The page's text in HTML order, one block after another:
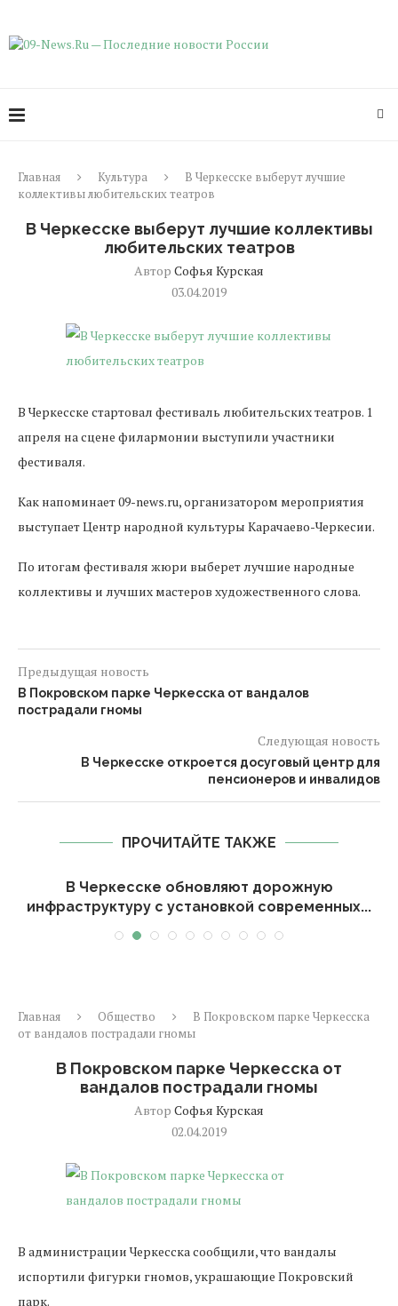
Главная Культура
В Черкесске выберут лучшие
коллективы любительских театров
В Черкесске выберут лучшие коллективы
любительских театров
Автор Софья Курская
03.04.2019
В Черкесске стартовал фестиваль любительских театров. 1
апреля на сцене филармонии выступили участники
фестиваля.
Как напоминает 09-news.ru, организатором мероприятия
выступает Центр народной культуры Карачаево-Черкесии.
По итогам фестиваля жюри выберет лучшие народные
коллективы и лучших мастеров художественного слова.
Предыдущая новость
В Покровском парке Черкесска от вандалов
пострадали гномы
Следующая новость
В Черкесске откроется досуговый центр для
пенсионеров и инвалидов
ПРОЧИТАЙТЕ ТАКЖЕ
В Черкесске обновляют дорожную
инфраструктуру с установкой современных...
Главная Общество
В Покровском парке Черкесска
от вандалов пострадали гномы
В Покровском парке Черкесска от
вандалов пострадали гномы
Автор Софья Курская
02.04.2019
В администрации Черкесска сообщили, что вандалы
испортили фигурки гномов, украшающие Покровский
парк.